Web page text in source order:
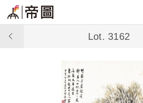
Lot. 3162